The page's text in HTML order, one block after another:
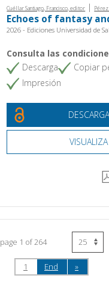
Cuéllar Santiago, Francisco, editor |
Echoes of fantasy
2026 - Ediciones Universidad de
Consulta las
Descarga
Copiar
Impresión
DESCARGA
VISUALIZA
page 1 of 264
1 End »